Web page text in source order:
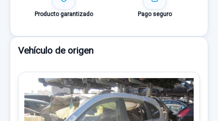
Producto garantizado Pago seguro
Vehículo de origen